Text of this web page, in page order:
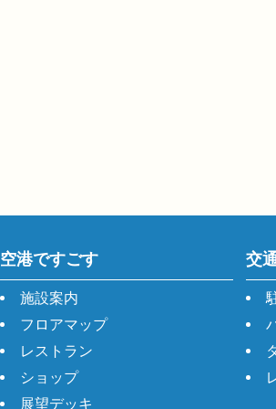
空港ですごす
施設案内
フロアマップ
レストラン
ショップ
展望デッキ
交